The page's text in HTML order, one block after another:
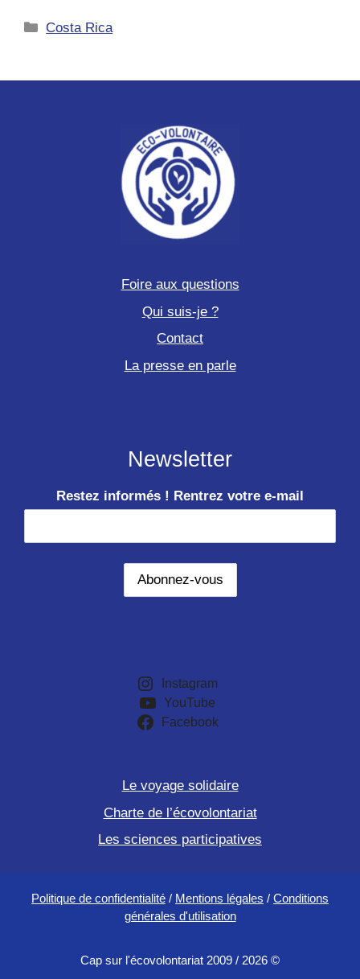
Catégories
Costa Rica
Foire aux questions
Qui suis-je ?
Contact
La presse en parle
Newsletter
Restez informés ! Rentrez votre e-mail
Instagram
YouTube
Facebook
Le voyage solidaire
Charte de l’écovolontariat
Les sciences participatives
Politique de confidentialité / Mentions légales / Conditions
générales d'utilisation
Cap sur l'écovolontariat 2009 / 2026 ©